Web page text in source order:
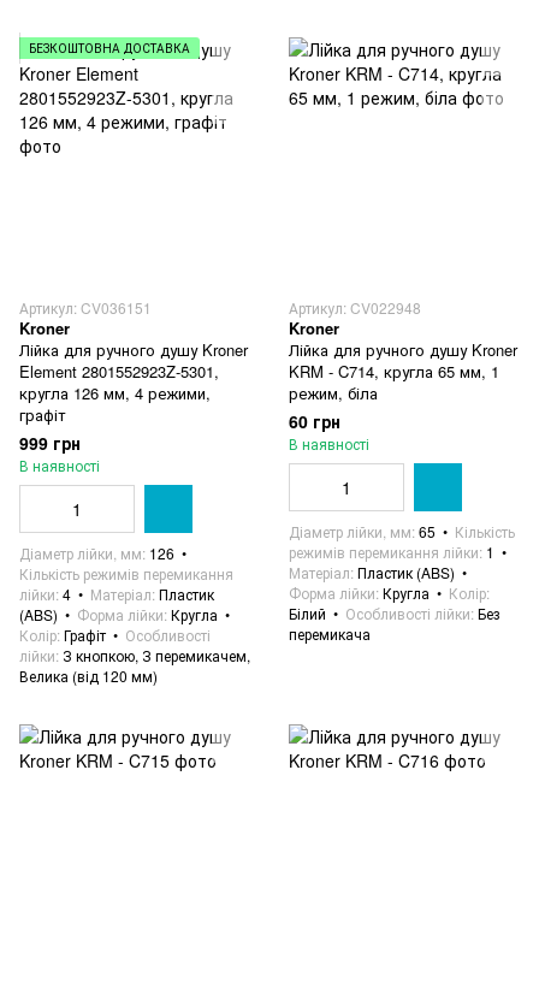
БЕЗКОШТОВНА ДОСТАВКА
Артикул: CV036151
Kroner
Лійка для ручного душу Kroner
Element 2801552923Z-5301,
кругла 126 мм, 4 режими,
графіт
999 грн
В наявності
Діаметр лійки, мм 126
Кількість режимів перемикання
лійки 4 Матеріал Пластик
(ABS)
Форма лійки Кругла
Колір Графіт
Особливості
лійки З кнопкою, З перемикачем,
Велика (від 120 мм)
Артикул: CV022948
Kroner
Лійка для ручного душу Kroner
KRM - C714, кругла 65 мм, 1
режим, біла
60 грн
В наявності
Діаметр лійки, мм 65
Кількість
режимів перемикання лійки 1
Матеріал Пластик (ABS)
Форма лійки Кругла
Колір
Білий
Особливості лійки Без
перемикача